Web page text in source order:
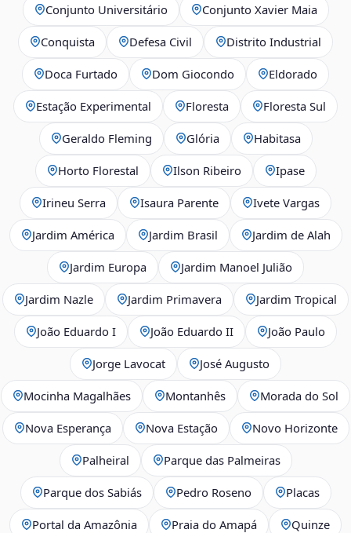
Conjunto Universitário Conjunto Xavier Maia
Conquista Defesa Civil Distrito Industrial
Doca Furtado Dom Giocondo Eldorado
Estação Experimental Floresta Floresta Sul
Geraldo Fleming Glória Habitasa
Horto Florestal Ilson Ribeiro Ipase
Irineu Serra Isaura Parente Ivete Vargas
Jardim América Jardim Brasil Jardim de Alah
Jardim Europa Jardim Manoel Julião
Jardim Nazle Jardim Primavera Jardim Tropical
João Eduardo I João Eduardo II João Paulo
Jorge Lavocat José Augusto
Mocinha Magalhães Montanhês Morada do Sol
Nova Esperança Nova Estação Novo Horizonte
Palheiral Parque das Palmeiras
Parque dos Sabiás Pedro Roseno Placas
Portal da Amazônia Praia do Amapá Quinze